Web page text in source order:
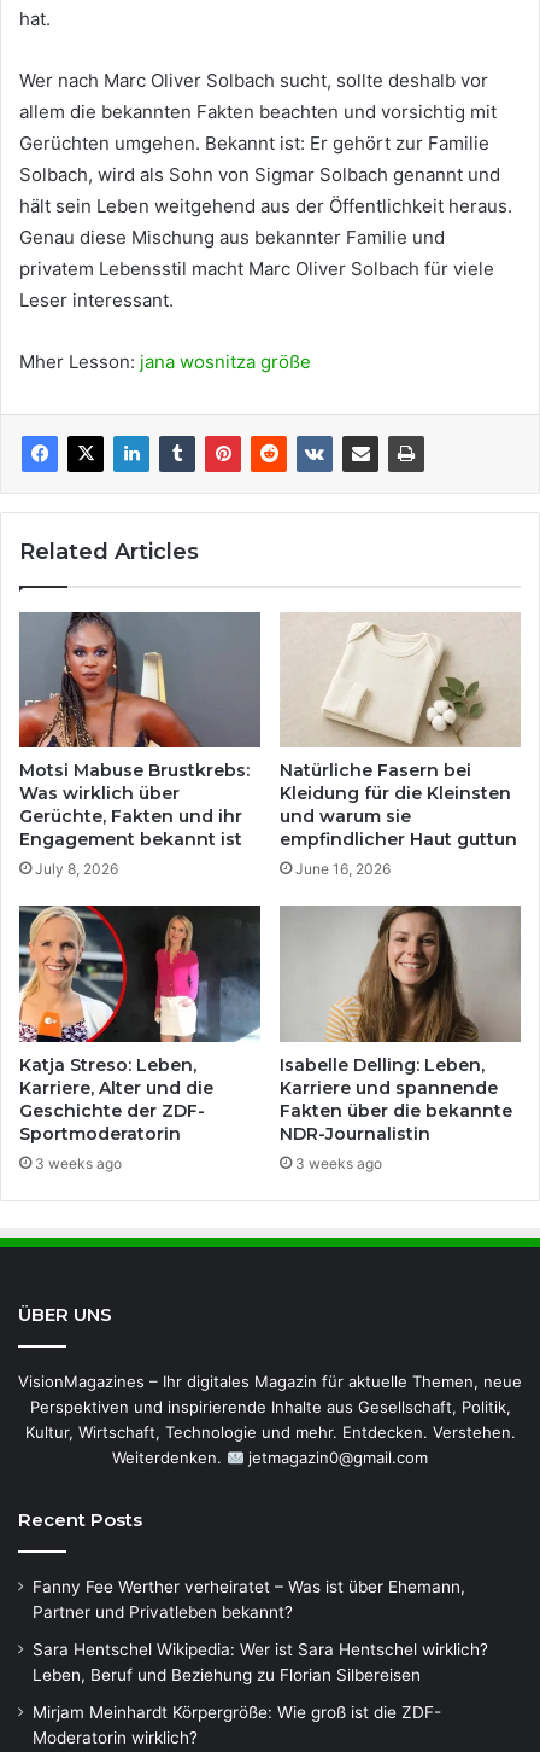
hat.
Wer nach Marc Oliver Solbach sucht, sollte deshalb vor
allem die bekannten Fakten beachten und vorsichtig mit
Gerüchten umgehen. Bekannt ist: Er gehört zur Familie
Solbach, wird als Sohn von Sigmar Solbach genannt und
hält sein Leben weitgehend aus der Öffentlichkeit heraus.
Genau diese Mischung aus bekannter Familie und
privatem Lebensstil macht Marc Oliver Solbach für viele
Leser interessant.
Mher Lesson: jana wosnitza größe
Related Articles
Motsi Mabuse Brustkrebs:
Was wirklich über
Gerüchte, Fakten und ihr
Engagement bekannt ist
July 8, 2026
Natürliche Fasern bei
Kleidung für die Kleinsten
und warum sie
empfindlicher Haut guttun
June 16, 2026
Katja Streso: Leben,
Karriere, Alter und die
Geschichte der ZDF-
Sportmoderatorin
3 weeks ago
Isabelle Delling: Leben,
Karriere und spannende
Fakten über die bekannte
NDR-Journalistin
3 weeks ago
ÜBER UNS
VisionMagazines – Ihr digitales Magazin für aktuelle Themen, neue
Perspektiven und inspirierende Inhalte aus Gesellschaft, Politik,
Kultur, Wirtschaft, Technologie und mehr. Entdecken. Verstehen.
Weiterdenken.
jetmagazin0@gmail.com
Recent Posts
Fanny Fee Werther verheiratet – Was ist über Ehemann,
Partner und Privatleben bekannt?
Sara Hentschel Wikipedia: Wer ist Sara Hentschel wirklich?
Leben, Beruf und Beziehung zu Florian Silbereisen
Mirjam Meinhardt Körpergröße: Wie groß ist die ZDF-
Moderatorin wirklich?